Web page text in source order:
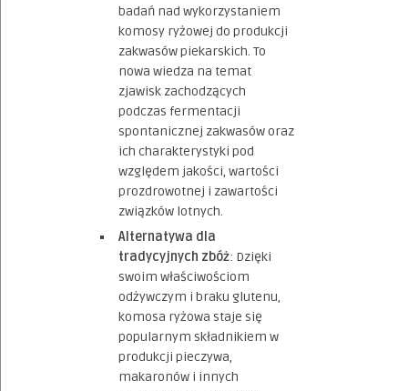
badań nad wykorzystaniem
komosy ryżowej do produkcji
zakwasów piekarskich. To
nowa wiedza na temat
zjawisk zachodzących
podczas fermentacji
spontanicznej zakwasów oraz
ich charakterystyki pod
względem jakości, wartości
prozdrowotnej i zawartości
związków lotnych.
Alternatywa dla
tradycyjnych zbóż: Dzięki
swoim właściwościom
odżywczym i braku glutenu,
komosa ryżowa staje się
popularnym składnikiem w
produkcji pieczywa,
makaronów i innych